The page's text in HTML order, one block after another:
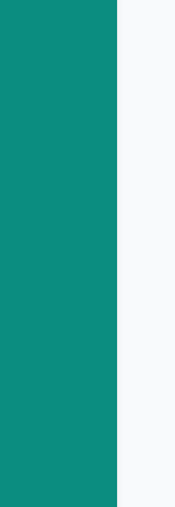
さい